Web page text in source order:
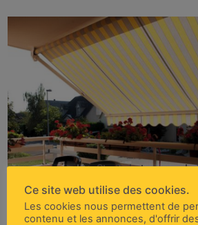
Store de terrasse
Store de terrasse
Le store monobloc Loggia offre
protection aux terrasses et aux
inclinaison de grande envergure.
robuste, il offre une souplesse
grâce à un treuil manœuvrable de
motorisation. Un support universel
plafond, baie ou face selon
Ce site web utilise des cookies.
Les cookies nous permettent de
contenu et les annonces, d'offrir